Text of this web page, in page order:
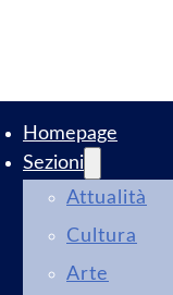
Homepage
Sezioni
Attualità
Cultura
Arte